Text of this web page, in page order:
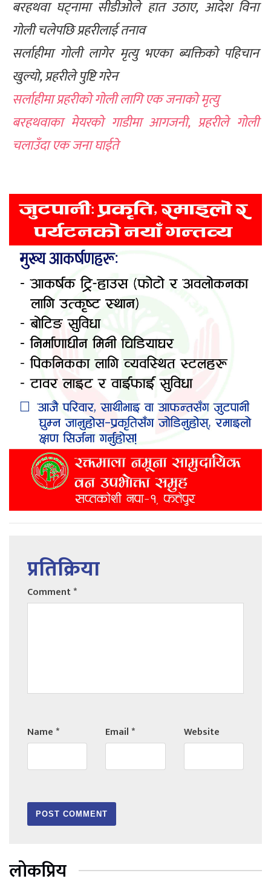
बरहथवा घट्नामा सीडीओले हात उठाए, आदेश विना
गोली चलेपछि प्रहरीलाई तनाव
सर्लाहीमा गोली लागेर मृत्यु भएका ब्यक्तिको पहिचान
खुल्यो, प्रहरीले पुष्टि गरेन
सर्लाहीमा प्रहरीको गोली लागि एक जनाको मृत्यु
बरहथवाका मेयरको गाडीमा आगजनी, प्रहरीले गोली
चलाउँदा एक जना घाईते
प्रतिक्रिया
Comment*
Name* Email* Website
लोकप्रिय